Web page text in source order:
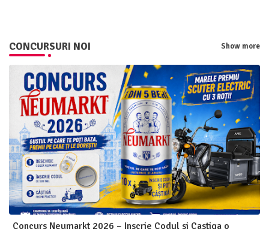
CONCURSURI NOI Show more
Concurs Neumarkt 2026 – Inscrie Codul si Castiga o